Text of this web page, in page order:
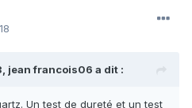
jean francois06 a dit :
Un test de dureté et un test